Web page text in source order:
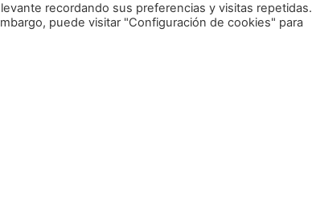
recordando sus preferencias y visitas repetidas.
puede visitar "Configuración de cookies" para